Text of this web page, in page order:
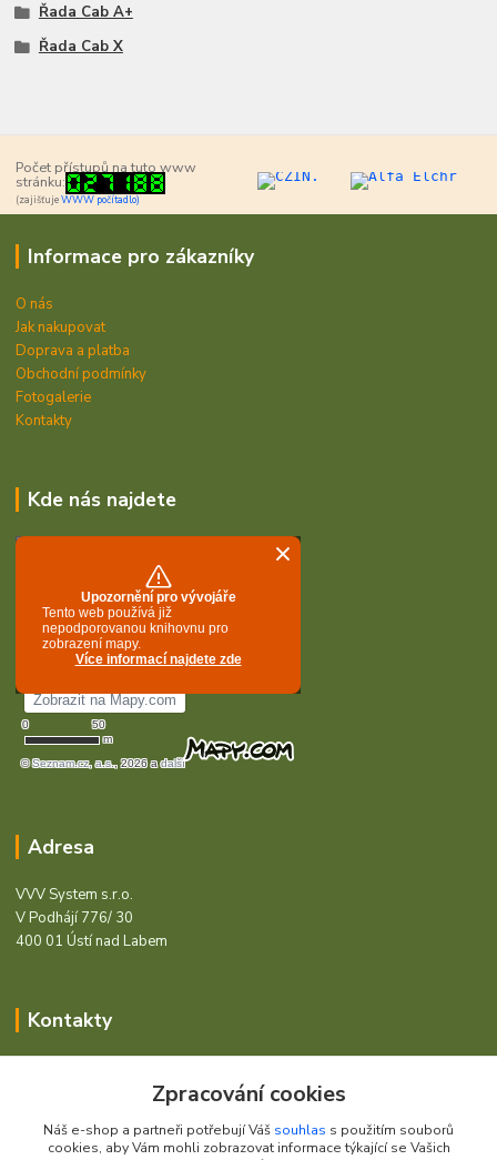
Řada Cab A+
Řada Cab X
Počet přístupů na tuto www
stránku:
(zajišťujeWWW počítadlo)
Informace pro zákazníky
O nás
Jak nakupovat
Doprava a platba
Obchodní podmínky
Fotogalerie
Kontakty
Kde nás najdete
Adresa
VVV System s.r.o.
V Podhájí 776/ 30
400 01 Ústí nad Labem
Kontakty
+420 472744350
Po - Pá 8:00 - 15:00
Zpracování cookies
Náš e-shop a partneři potřebují Váš souhlas s použitím souborů
cookies, aby Vám mohli zobrazovat informace týkající se Vašich